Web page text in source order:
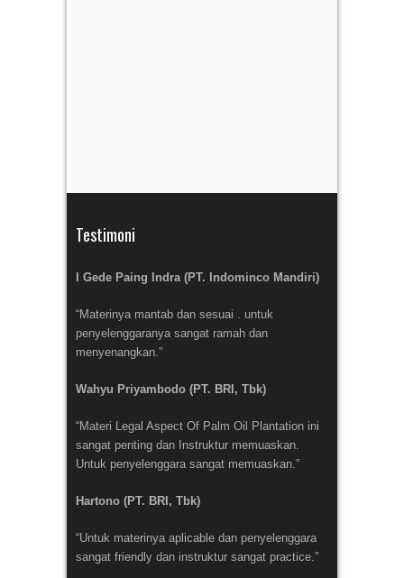
Testimoni
I Gede Paing Indra (PT. Indominco Mandiri)
“Materinya mantab dan sesuai . untuk
penyelenggaranya sangat ramah dan
menyenangkan.”
Wahyu Priyambodo (PT. BRI, Tbk)
“Materi Legal Aspect Of Palm Oil Plantation ini
sangat penting dan Instruktur memuaskan.
Untuk penyelenggara sangat memuaskan.”
Hartono (PT. BRI, Tbk)
“Untuk materinya aplicable dan penyelenggara
sangat friendly dan instruktur sangat practice.”